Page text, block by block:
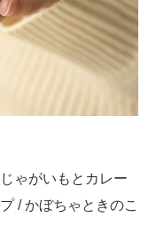
ゃがいもとカレー
/ かぼちゃときのこ